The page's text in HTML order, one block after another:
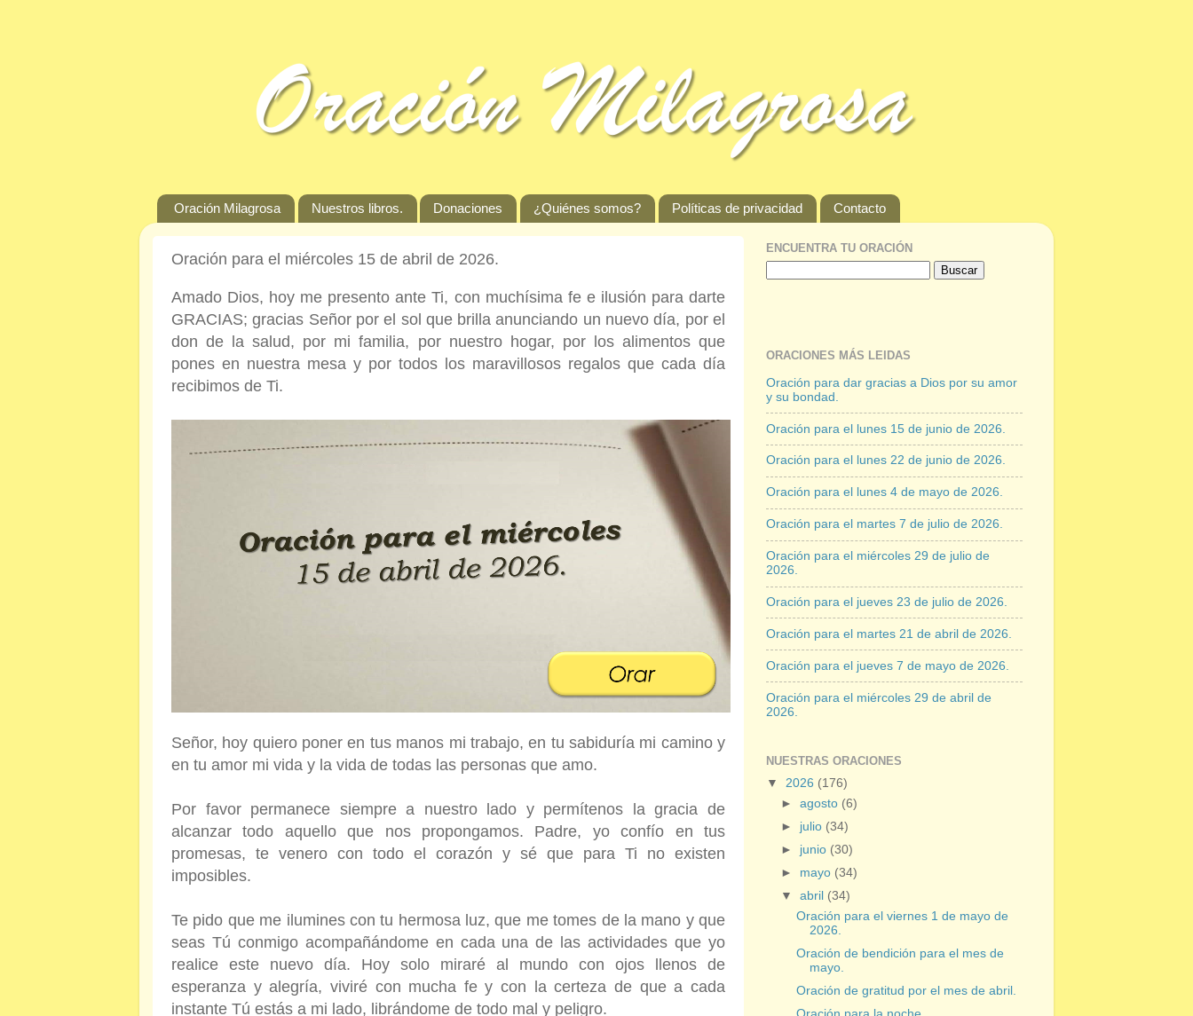
Oración Milagrosa Nuestros libros. Donaciones ¿Quiénes somos? Políticas de privacidad Contacto
Oración para el miércoles 15 de abril de 2026.
Amado Dios, hoy me presento ante Ti, con muchísima fe e ilusión para darte
GRACIAS; gracias Señor por el sol que brilla anunciando un nuevo día, por el
don de la salud, por mi familia, por nuestro hogar, por los alimentos que
pones en nuestra mesa y por todos los maravillosos regalos que cada día
recibimos de Ti.
Señor, hoy quiero poner en tus manos mi trabajo, en tu sabiduría mi camino y
en tu amor mi vida y la vida de todas las personas que amo.
Por favor permanece siempre a nuestro lado y permítenos la gracia de
alcanzar todo aquello que nos propongamos. Padre, yo confío en tus
promesas, te venero con todo el corazón y sé que para Ti no existen
imposibles.
Te pido que me ilumines con tu hermosa luz, que me tomes de la mano y que
seas Tú conmigo acompañándome en cada una de las actividades que yo
realice este nuevo día. Hoy solo miraré al mundo con ojos llenos de
esperanza y alegría, viviré con mucha fe y con la certeza de que a cada
instante Tú estás a mi lado, librándome de todo mal y peligro.
ENCUENTRA TU ORACIÓN
ORACIONES MÁS LEIDAS
Oración para dar gracias a Dios por su amor
y su bondad.
Oración para el lunes 15 de junio de 2026.
Oración para el lunes 22 de junio de 2026.
Oración para el lunes 4 de mayo de 2026.
Oración para el martes 7 de julio de 2026.
Oración para el miércoles 29 de julio de
2026.
Oración para el jueves 23 de julio de 2026.
Oración para el martes 21 de abril de 2026.
Oración para el jueves 7 de mayo de 2026.
Oración para el miércoles 29 de abril de
2026.
NUESTRAS ORACIONES
▼ 2026 (176)
►agosto (6)
► julio (34)
► junio (30)
► mayo (34)
▼abril (34)
Oración para el viernes 1 de mayo de
2026.
Oración de bendición para el mes de
mayo.
Oración de gratitud por el mes de abril.